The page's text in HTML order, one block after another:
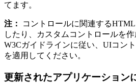
てます。
注：
コントロールに関連する
したり、カスタムコントロールを作
W3Cガイドラインに従い、UIコン
を適用してください。
更新されたアプリケーション